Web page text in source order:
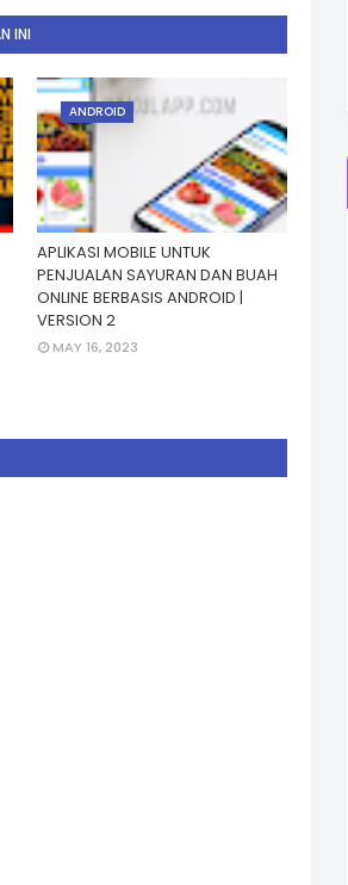
INI
ANDROID
APLIKASI MOBILE UNTUK
PENJUALAN SAYURAN DAN BUAH
ONLINE BERBASIS ANDROID |
VERSION 2
MAY 16, 2023